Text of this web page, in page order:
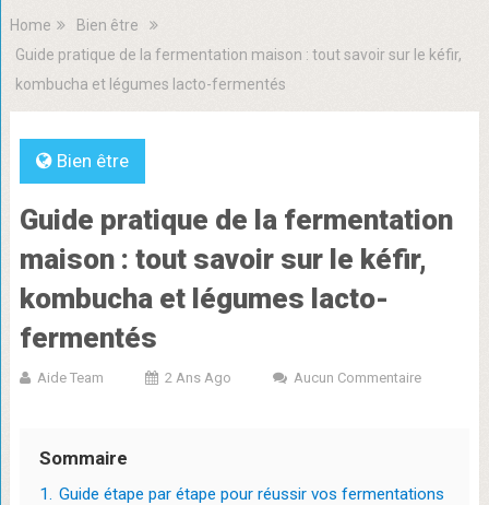
Home
Bien être
Guide pratique de la fermentation maison : tout savoir sur le kéfir,
kombucha et légumes lacto-fermentés
Bien être
Guide pratique de la fermentation
maison : tout savoir sur le kéfir,
kombucha et légumes lacto-
fermentés
Aide Team 2 Ans Ago Aucun Commentaire
Sommaire
1. Guide étape par étape pour réussir vos fermentations